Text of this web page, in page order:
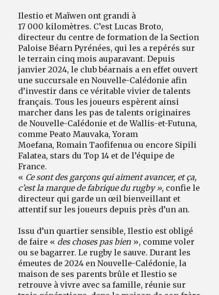
Ilestio et Maïwen ont grandi à
17 000 kilomètres. C’est Lucas Broto,
directeur du centre de formation de la Section
Paloise Béarn Pyrénées, qui les a repérés sur
le terrain cinq mois auparavant. Depuis
janvier 2024, le club béarnais a en effet ouvert
une succursale en Nouvelle-Calédonie afin
d’investir dans ce véritable vivier de talents
français. Tous les joueurs espèrent ainsi
marcher dans les pas de talents originaires
de Nouvelle-Calédonie et de Wallis-et-Futuna,
comme Peato Mauvaka, Yoram
Moefana, Romain Taofifenua ou encore Sipili
Falatea, stars du Top 14 et de l’équipe de
France.
« Ce sont des garçons qui aiment avancer, et ça,
c’est la marque de fabrique du rugby », confie le
directeur qui garde un œil bienveillant et
attentif sur les joueurs depuis près d’un an.
Issu d’un quartier sensible, Ilestio est obligé
de faire « des choses pas bien », comme voler
ou se bagarrer. Le rugby le sauve. Durant les
émeutes de 2024 en Nouvelle-Calédonie, la
maison de ses parents brûle et Ilestio se
retrouve à vivre avec sa famille, réunie sur